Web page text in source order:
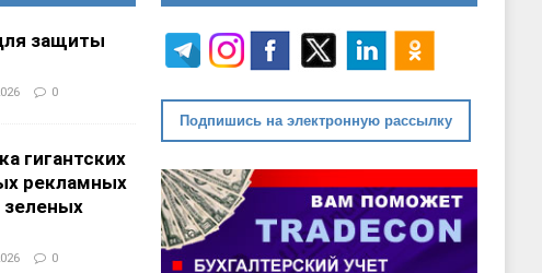
защиты
0
гигантских
рекламных
0
Подпишись на электронную рассылку